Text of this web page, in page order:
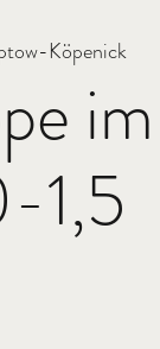
Köpenick
im
1,5